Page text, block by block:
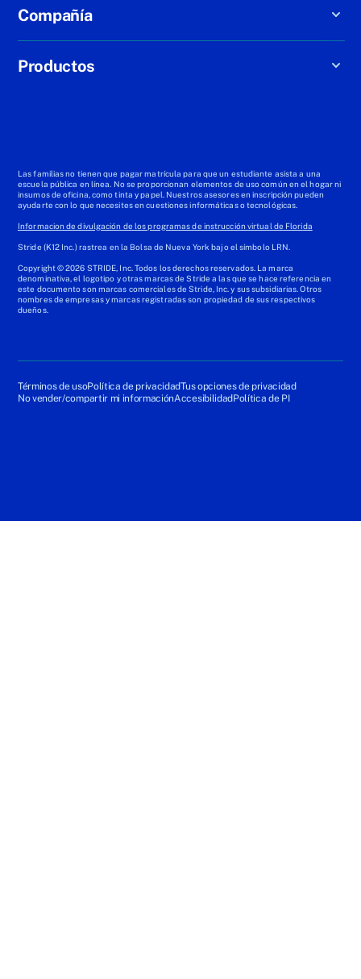
Compañía
Productos
Las familias no tienen que pagar matrícula para que un estudiante asista a una
escuela pública en línea. No se proporcionan elementos de uso común en el hogar ni
insumos de oficina, como tinta y papel. Nuestros asesores en inscripción pueden
ayudarte con lo que necesites en cuestiones informáticas o tecnológicas.
Informacion de divulgación de los programas de instrucción virtual de Florida
Stride (K12 Inc.) rastrea en la Bolsa de Nueva York bajo el símbolo LRN.
Copyright © 2026 STRIDE, Inc. Todos los derechos reservados. La marca
denominativa, el logotipo y otras marcas de Stride a las que se hace referencia en
este documento son marcas comerciales de Stride, Inc. y sus subsidiarias. Otros
nombres de empresas y marcas registradas son propiedad de sus respectivos
dueños.
Términos de usoPolítica de privacidadTus opciones de privacidad
No vender/compartir mi informaciónAccesibilidadPolítica de PI